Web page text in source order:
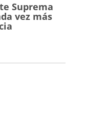
Suprema
vez más